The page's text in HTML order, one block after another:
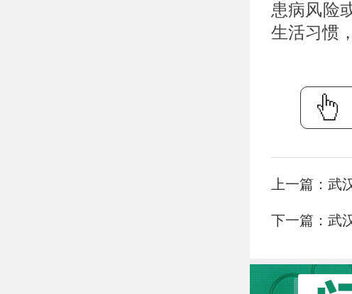
患病风险
生活习惯
上一篇： 武
下一篇： 武